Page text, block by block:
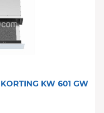
KW 601 GW